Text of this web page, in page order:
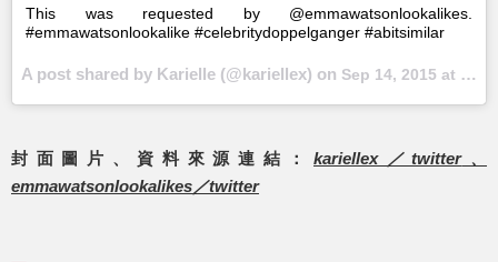
This was requested by @emmawatsonlookalikes.
#emmawatsonlookalike #celebritydoppelganger #abitsimilar
A post shared by Karielle (@kariellex) on Sep 14, 2015 at 4:26pm PDT
封面圖片、資料來源連結： kariellex／twitter、
emmawatsonlookalikes／twitter